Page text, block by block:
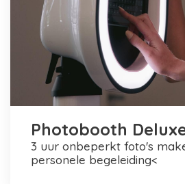
Photobooth
3 uur onbeperkt foto's maken en printen +
personele begeleiding<